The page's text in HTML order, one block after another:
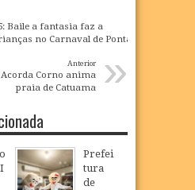
Baile a fantasia faz a
no Carnaval de Ponta
»
Anterior
Acorda Corno anima
praia de Catuama
Prefei
tura
de